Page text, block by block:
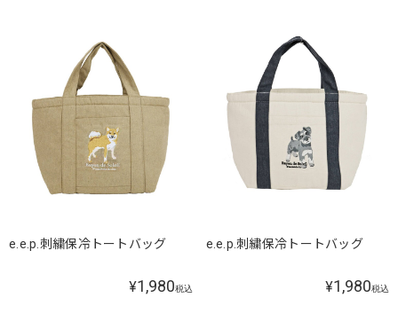
e.e.p.刺繍保冷トートバッグ
¥1,980税込
e.e.p.刺繍保冷トートバッグ
¥1,980税込